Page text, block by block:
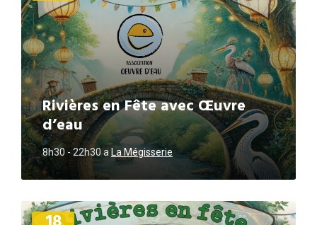
Rivières en Fête avec Œuvre
d’eau
8h30 - 22h30a La Mégisserie
Plus
d'informations